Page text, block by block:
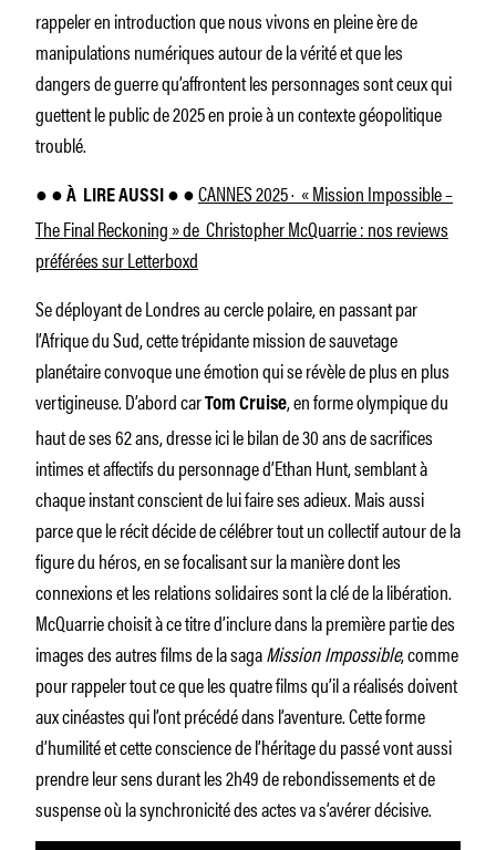
rappeler en introduction que nous vivons en pleine ère de
manipulations numériques autour de la vérité et que les
dangers de guerre qu’affrontent les personnages sont ceux qui
guettent le public de 2025 en proie à un contexte géopolitique
troublé.
● ● À LIRE AUSSI ● ● CANNES 2025 · « Mission Impossible –
The Final Reckoning » de Christopher McQuarrie : nos reviews
préférées sur Letterboxd
Se déployant de Londres au cercle polaire, en passant par
l’Afrique du Sud, cette trépidante mission de sauvetage
planétaire convoque une émotion qui se révèle de plus en plus
vertigineuse. D’abord carTom Cruise, en forme olympique du
haut de ses 62 ans, dresse ici le bilan de 30 ans de sacrifices
intimes et affectifs du personnage d’Ethan Hunt, semblant à
chaque instant conscient de lui faire ses adieux. Mais aussi
parce que le récit décide de célébrer tout un collectif autour de la
figure du héros, en se focalisant sur la manière dont les
connexions et les relations solidaires sont la clé de la libération.
McQuarrie choisit à ce titre d’inclure dans la première partie des
images des autres films de la sagaMission Impossible, comme
pour rappeler tout ce que les quatre films qu’il a réalisés doivent
aux cinéastes qui l’ont précédé dans l’aventure. Cette forme
d’humilité et cette conscience de l’héritage du passé vont aussi
prendre leur sens durant les 2h49 de rebondissements et de
suspense où la synchronicité des actes va s’avérer décisive.